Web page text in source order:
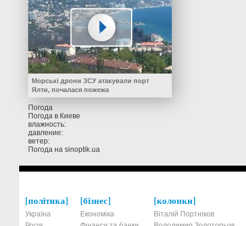
Морські дрони ЗСУ атакували порт
Ялти, почалася пожежа
Погода
Погода в Киеве
влажность:
давление:
ветер:
Погода на sinoptik.ua
політика
Україна
бізнес
Економіка
колонки
Віталій Портніков